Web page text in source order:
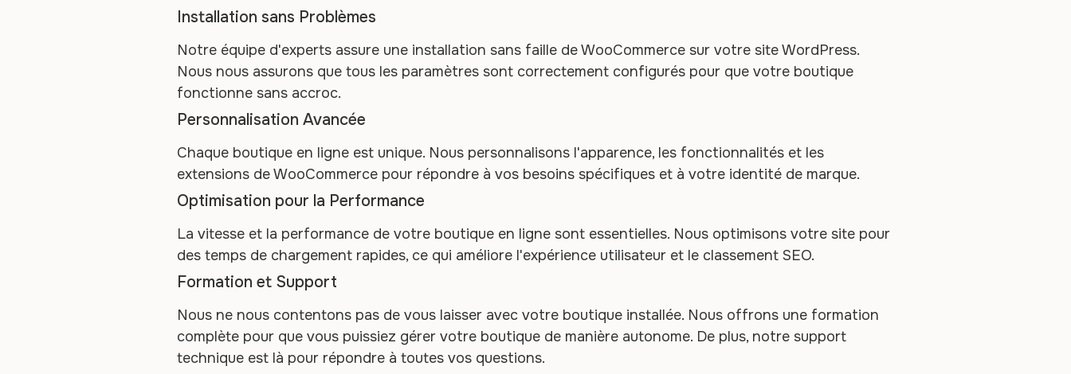
Installation sans Problèmes
Notre équipe d'experts assure une installation sans faille de WooCommerce sur votre site WordPress.
Nous nous assurons que tous les paramètres sont correctement configurés pour que votre boutique
fonctionne sans accroc.
Personnalisation Avancée
Chaque boutique en ligne est unique. Nous personnalisons l'apparence, les fonctionnalités et les
extensions de WooCommerce pour répondre à vos besoins spécifiques et à votre identité de marque.
Optimisation pour la Performance
La vitesse et la performance de votre boutique en ligne sont essentielles. Nous optimisons votre site pour
des temps de chargement rapides, ce qui améliore l'expérience utilisateur et le classement SEO.
Formation et Support
Nous ne nous contentons pas de vous laisser avec votre boutique installée. Nous offrons une formation
complète pour que vous puissiez gérer votre boutique de manière autonome. De plus, notre support
technique est là pour répondre à toutes vos questions.